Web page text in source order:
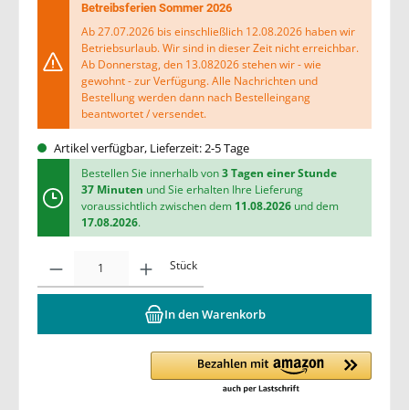
Betreibsferien Sommer 2026
Ab 27.07.2026 bis einschließlich 12.08.2026 haben wir
Betriebsurlaub. Wir sind in dieser Zeit nicht erreichbar.
Ab Donnerstag, den 13.082026 stehen wir - wie
gewohnt - zur Verfügung. Alle Nachrichten und
Bestellung werden dann nach Bestelleingang
beantwortet / versendet.
Artikel verfügbar, Lieferzeit: 2-5 Tage
Bestellen Sie innerhalb von3 Tagen einer Stunde
37 Minuten und Sie erhalten Ihre Lieferung
voraussichtlich zwischen dem 11.08.2026und dem
17.08.2026.
Stück
In den Warenkorb